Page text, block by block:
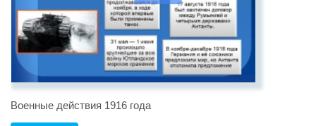
Военные действия 1916 года